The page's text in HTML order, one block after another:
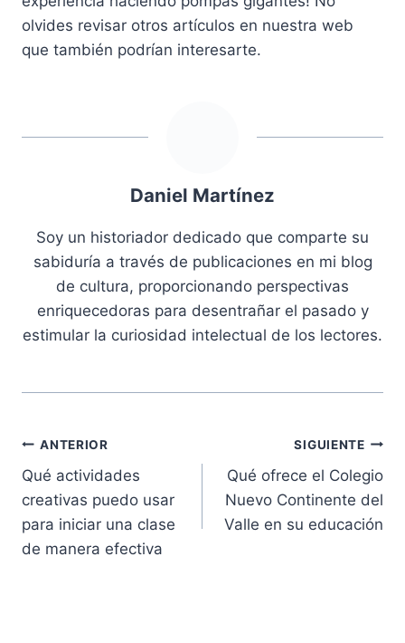
olvides revisar otros artículos en nuestra web
que también podrían interesarte.
Daniel Martínez
Soy un historiador dedicado que comparte su
sabiduría a través de publicaciones en mi blog
de cultura, proporcionando perspectivas
enriquecedoras para desentrañar el pasado y
estimular la curiosidad intelectual de los lectores.
Navegación
de
entradas
ANTERIOR
Qué actividades
creativas puedo usar
para iniciar una clase
de manera efectiva
SIGUIENTE
Qué ofrece el Colegio
Nuevo Continente del
Valle en su educación